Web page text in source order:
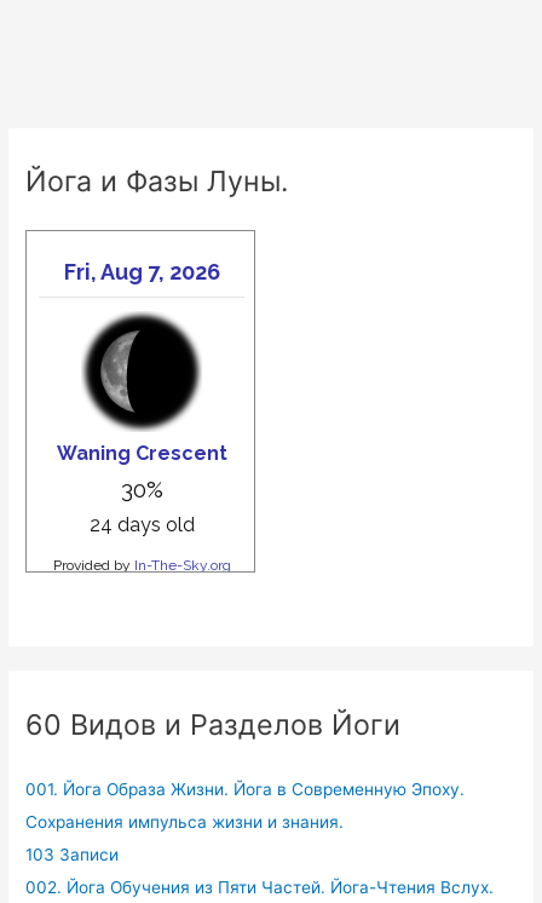
Йога и Фазы Луны.
60 Видов и Разделов Йоги
001. Йога Образа Жизни. Йога в Современную Эпоху.
Сохранения импульса жизни и знания.
103 Записи
002. Йога Обучения из Пяти Частей. Йога-Чтения Вслух.